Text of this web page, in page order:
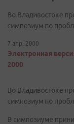
Во Владивостоке
симпозиум по
7 апр. 2000
Электронная
2000
Во Владивостоке
симпозиум по
В симпозиуме